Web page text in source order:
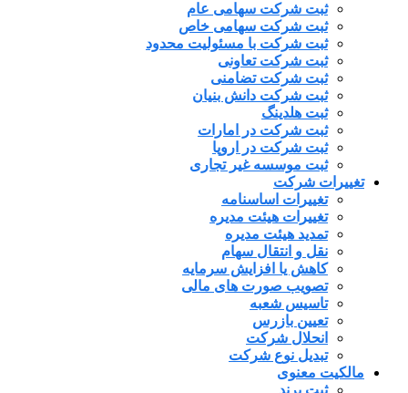
ثبت شرکت سهامی عام
ثبت شرکت سهامی خاص
ثبت شرکت با مسئولیت محدود
ثبت شرکت تعاونی
ثبت شرکت تضامنی
ثبت شرکت دانش بنیان
ثبت هلدینگ
ثبت شرکت در امارات
ثبت شرکت در اروپا
ثبت موسسه غیر تجاری
تغییرات شرکت
تغییرات اساسنامه
تغییرات هیئت مدیره
تمدید هیئت مدیره
نقل و انتقال سهام
کاهش یا افزایش سرمایه
تصویب صورت های مالی
تاسیس شعبه
تعیین بازرس
انحلال شرکت
تبدیل نوع شرکت
مالکیت معنوی
ثبت برند